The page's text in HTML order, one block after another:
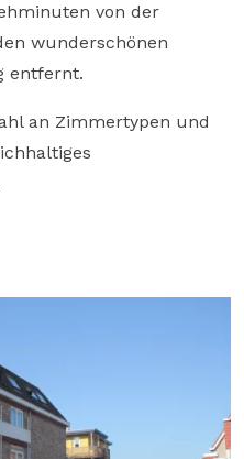
von der
wunderschönen
entfernt.
an Zimmertypen und